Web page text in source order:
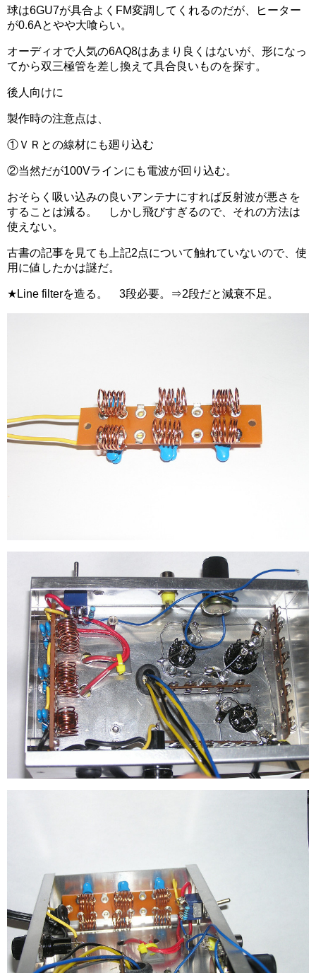
球は6GU7が具合よくFM変調してくれるのだが、ヒーター
が0.6Aとやや大喰らい。
オーディオで人気の6AQ8はあまり良くはないが、形になっ
てから双三極管を差し換えて具合良いものを探す。
後人向けに
製作時の注意点は、
①ＶＲとの線材にも廻り込む
②当然だが100Vラインにも電波が回り込む。
おそらく吸い込みの良いアンテナにすれば反射波が悪さを
することは減る。 しかし飛びすぎるので、それの方法は
使えない。
古書の記事を見ても上記2点について触れていないので、使
用に値したかは謎だ。
★Line filterを造る。 3段必要。⇒2段だと減衰不足。